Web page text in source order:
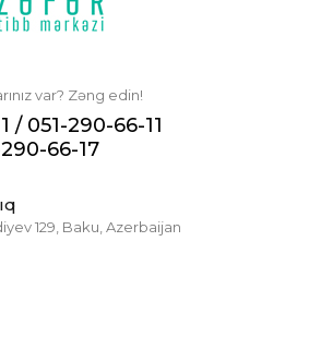
var? Zəng edin!
/ 051-290-66-11
66-17
129, Baku, Azerbaijan